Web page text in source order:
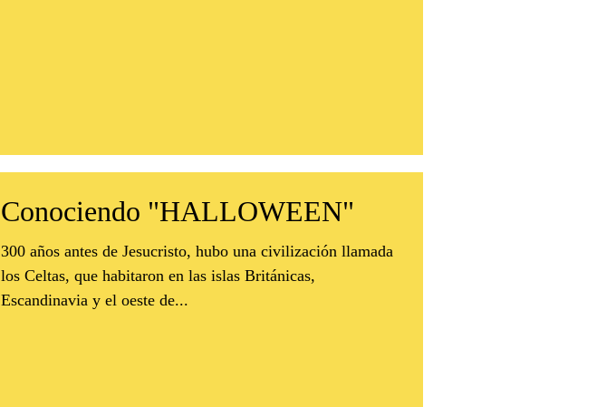
Conociendo "HALLOWEEN"
300 años antes de Jesucristo, hubo una civilización llamada
los Celtas, que habitaron en las islas Británicas,
Escandinavia y el oeste de...